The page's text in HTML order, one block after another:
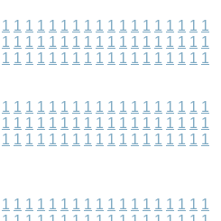
1 1 1 1 1 1 1 1 1 1 1 1 1 1 1 1 1 1
1 1 1 1 1 1 1 1 1 1 1 1 1 1 1 1 1 1
1 1 1 1 1 1 1 1 1 1 1 1 1 1 1 1 1 1
1 1 1 1 1 1 1 1 1 1 1 1 1 1 1 1 1 1
1 1 1 1 1 1 1 1 1 1 1 1 1 1 1 1 1 1
1 1 1 1 1 1 1 1 1 1 1 1 1 1 1 1 1 1
1 1 1 1 1 1 1 1 1 1 1 1 1 1 1 1 1 1